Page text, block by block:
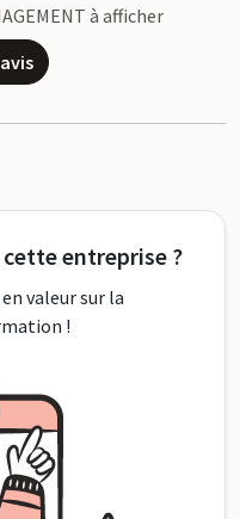
à afficher
entreprise ?
valeur sur la
!